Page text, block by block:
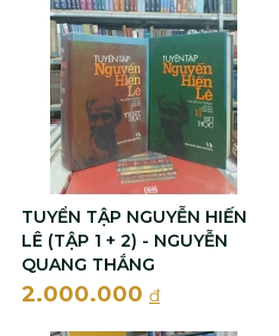
TUYỂN TẬP NGUYỄN HIẾN
LÊ (TẬP 1 + 2) - NGUYỄN
QUANG THẮNG
2.000.000 đ